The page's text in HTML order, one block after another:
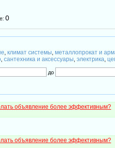
0
климат системы металлопрокат и
сантехника и аксессуары электрика
до
объявление более эффективным?
объявление более эффективным?